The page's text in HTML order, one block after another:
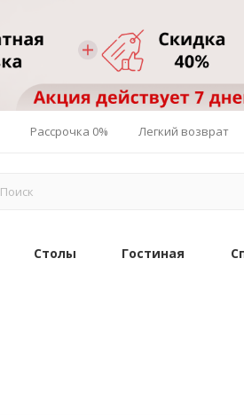
Рассрочка 0% Легкий возврат
Столы Гостиная